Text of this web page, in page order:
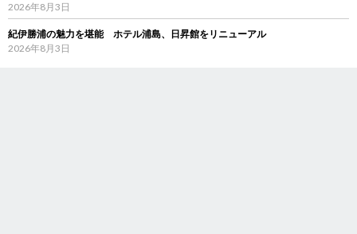
2026年8月3日
紀伊勝浦の魅力を堪能 ホテル浦島、日昇館をリニューアル
2026年8月3日